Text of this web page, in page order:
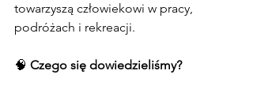
towarzyszą człowiekowi w pracy,
podróżach i rekreacji.
🧠 Czego się dowiedzieliśmy?